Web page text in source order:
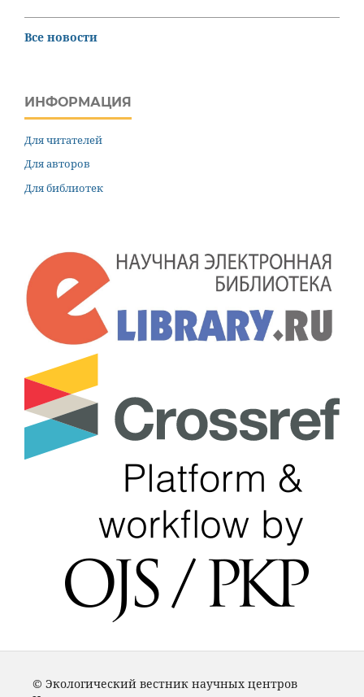
Все новости
ИНФОРМАЦИЯ
Для читателей
Для авторов
Для библиотек
© Экологический вестник научных центров